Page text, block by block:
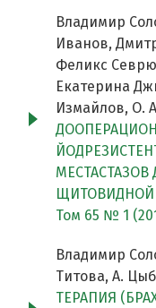
Владимир
Иванов,
Феликс
Екатерина
Измайлов, О.
ЩИТОВИДНОЙ
Том 65 № 1
Владимир
Титова, А.
ТЕРАПИЯ